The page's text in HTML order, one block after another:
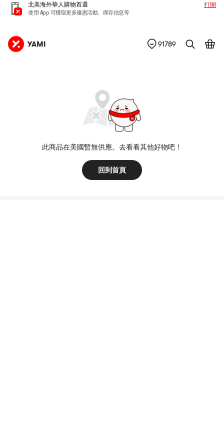
北美海外華人購物首選
使用 App 可獲取更多優惠活動、庫存信息等
打開
91789
此商品在美國暫無供應。去看看其他好物吧！
回到首頁